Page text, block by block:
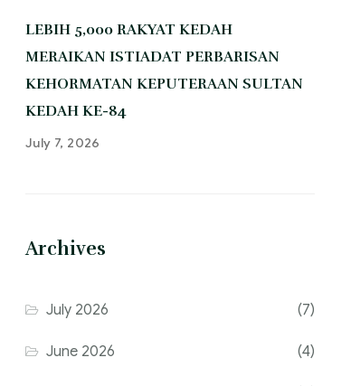
‎LEBIH 5,000 RAKYAT KEDAH
MERAIKAN ISTIADAT PERBARISAN
KEHORMATAN KEPUTERAAN SULTAN
KEDAH KE-84
July 7, 2026
Archives
July 2026 (7)
June 2026 (4)